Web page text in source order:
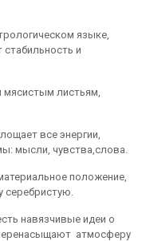
языке,
стабильность и
мясистым листьям,
все энергии,
мысли, чувства,слова.
положение,
серебристую.
навязчивые идеи о
атмосферу